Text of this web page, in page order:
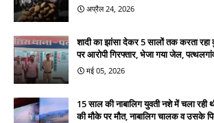
अप्रैल 24, 2026
शादी का झांसा देकर 5 सालों तक करता रहा
पर आरोपी गिरफ्तार, भेजा गया जेल,
मई 05, 2026
15 साल की नाबालिग युवती नशे में चला रही
की मौके पर मौत, नाबालिग चालक व उसके